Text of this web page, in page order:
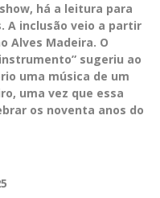
há a leitura para
A inclusão veio a partir
Alves Madeira. O
sugeriu ao
uma música de um
uma vez que essa
os noventa anos do